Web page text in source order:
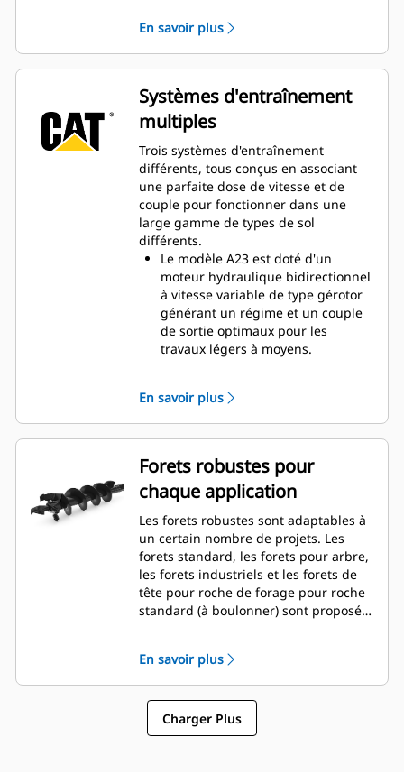
En savoir plus
Systèmes d'entraînement
multiples
Trois systèmes d'entraînement
différents, tous conçus en associant
une parfaite dose de vitesse et de
couple pour fonctionner dans une
large gamme de types de sol
différents.
Le modèle A23 est doté d'un
moteur hydraulique bidirectionnel
à vitesse variable de type gérotor
générant un régime et un couple
de sortie optimaux pour les
travaux légers à moyens.
à vitesse variable de type gérotor,
avec train planétaire simple
réduction, monté sur un boîtier
d'entraînement de planétaire en
ligne pour une vitesse et un
couple de sortie de foret optimaux
pour les applications de service
modéré à difficile.
Le modèle A68 est doté d'un
motoréducteur hydraulique
bidirectionnel à vitesse variable,
avec train planétaire simple
réduction, monté sur boîtier
une vitesse et un couple de sortie
de performance de forage élevées.
En savoir plus
Forets robustes pour
chaque application
Les forets robustes sont adaptables à
un certain nombre de projets. Les
forets standard, les forets pour arbre,
les forets industriels et les forets de
tête pour roche de forage pour roche
standard (à boulonner) sont proposés
En savoir plus
Charger Plus